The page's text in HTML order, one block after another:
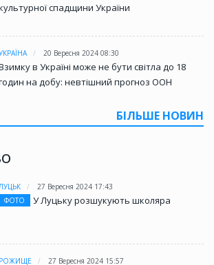
спадщини України
20 Вересня 2024 08:30
в Україні може не бути світла до 18
на добу: невтішний прогноз ООН
БІЛЬШЕ НОВИН
27 Вересня 2024 17:43
ФОТО
У Луцьку розшукують школяра
РОЖИЩЕ 27 Вересня 2024 15:57